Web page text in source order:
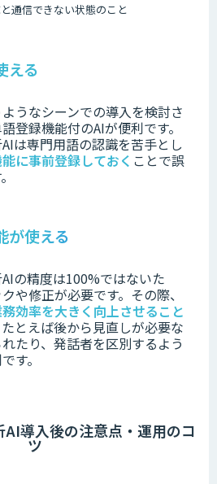
通信できない状態のこと
える
うなシーンでの導入を検討さ
登録機能付のAIが便利です。
は専門用語の認識を苦手とし
に事前登録しておく ことで誤
が使える
の精度は100%ではないた
や修正が必要です。 その際、
効率を大きく向上させること
たとえば後から見直しが必要な
たり、発話者を区別するよう
す。
導入後の注意点・運用のコ
ツ